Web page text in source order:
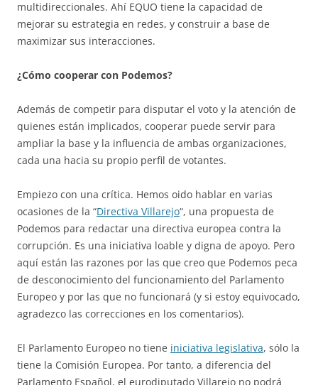
multidireccionales. Ahí EQUO tiene la capacidad de
mejorar su estrategia en redes, y construir a base de
maximizar sus interacciones.
¿Cómo cooperar con Podemos?
Además de competir para disputar el voto y la atención de
quienes están implicados, cooperar puede servir para
ampliar la base y la influencia de ambas organizaciones,
cada una hacia su propio perfil de votantes.
Empiezo con una crítica. Hemos oido hablar en varias
ocasiones de la “Directiva Villarejo“, una propuesta de
Podemos para redactar una directiva europea contra la
corrupción. Es una iniciativa loable y digna de apoyo. Pero
aquí están las razones por las que creo que Podemos peca
de desconocimiento del funcionamiento del Parlamento
Europeo y por las que no funcionará (y si estoy equivocado,
agradezco las correcciones en los comentarios).
El Parlamento Europeo no tiene iniciativa legislativa, sólo la
tiene la Comisión Europea. Por tanto, a diferencia del
Parlamento Español, el eurodiputado Villarejo no podrá